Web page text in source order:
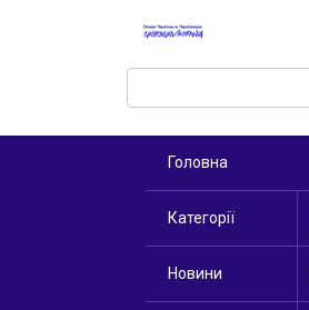
Поиск:
Головна
Категорії
Новини